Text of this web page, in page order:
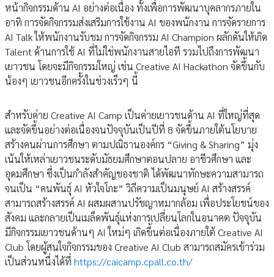
หน้ากิจกรรมด้าน AI อย่างต่อเนื่อง ทั้งเพื่อการพัฒนาบุคลากรภายใน
อาทิ การจัดกิจกรรมส่งเสริมการใช้งาน AI ของพนักงาน การจัดรายการ
AI Talk ให้พนักงานรับชม การจัดกิจกรรม AI Champion ผลักดันให้เกิด
Talent ด้านการใช้ AI ที่ไม่ใช่พนักงานสายไอที รวมไปถึงการพัฒนา
เยาวชน โดยจะมีกิจกรรมใหญ่ เช่น Creative AI Hackathon จัดขึ้นกับ
น้องๆ เยาวชนอีกครั้งในช่วงเร็วๆ นี้
สำหรับค่าย Creative AI Camp เป็นค่ายเยาวชนด้าน AI ที่ใหญ่ที่สุด
และจัดขึ้นอย่างต่อเนื่องจนปัจจุบันเป็นปีที่ 8 จัดขึ้นภายใต้นโยบาย
สร้างคนผ่านการศึกษา ตามปณิธานองค์กร “Giving & Sharing” มุ่ง
เน้นให้เหล่าเยาวชนระดับมัธยมศึกษาตอนปลาย อาชีวศึกษา และ
อุดมศึกษา ซึ่งเป็นกำลังสำคัญของชาติ ได้พัฒนาทักษะความสามารถ
จนเป็น “คนพันธุ์ AI หัวใจโกะ” วิถีความเป็นมนุษย์ AI สร้างสรรค์
สามารถสร้างสรรค์ AI ผสมผสานปรัชญาหมากล้อม เพื่อประโยชน์ของ
สังคม และกลายเป็นเมล็ดพันธุ์แห่งการเปลี่ยนโลกในอนาคต ปัจจุบัน
มีกิจกรรมเยาวชนด้านๆ AI ใหม่ๆ เกิดขึ้นต่อเนื่องภายใต้ Creative AI
Club โดยผู้สนใจกิจกรรมของ Creative AI Club สามารถสมัครเข้าร่วม
เป็นส่วนหนึ่งได้ที่ https://caicamp.cpall.co.th/